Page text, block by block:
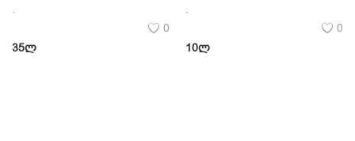
.
0
35ლ
.
0
10ლ